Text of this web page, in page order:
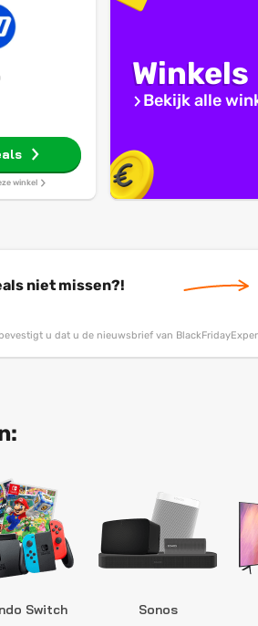
winkel
Winkels
Bekijk alle
niet missen?!
u dat u de nieuwsbrief van
Switch Sonos